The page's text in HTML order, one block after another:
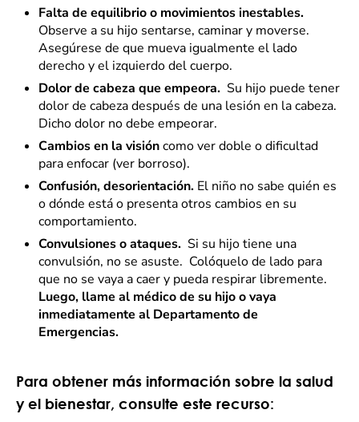
Falta de equilibrio o movimientos inestables.
Observe a su hijo sentarse, caminar y moverse.
Asegúrese de que mueva igualmente el lado
derecho y el izquierdo del cuerpo.
Dolor de cabeza que empeora. Su hijo puede tener
dolor de cabeza después de una lesión en la cabeza.
Dicho dolor no debe empeorar.
Cambios en la visióncomo ver doble o dificultad
para enfocar (ver borroso).
Confusión, desorientación. El niño no sabe quién es
o dónde está o presenta otros cambios en su
comportamiento.
Convulsiones o ataques. Si su hijo tiene una
convulsión, no se asuste. Colóquelo de lado para
que no se vaya a caer y pueda respirar libremente.
Luego, llame al médico de su hijo o vaya
inmediatamente al Departamento de
Emergencias.
Para obtener más información sobre la salud
y el bienestar, consulte este recurso: